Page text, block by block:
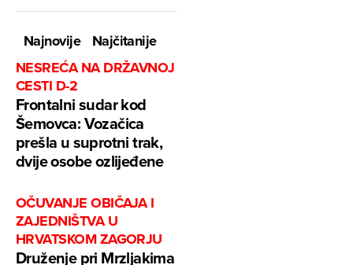
Najnovije
Najčitanije
NESREĆA NA DRŽAVNOJ
CESTI D-2
Frontalni sudar kod
Šemovca: Vozačica
prešla u suprotni trak,
dvije osobe ozlijeđene
OČUVANJE OBIČAJA I
ZAJEDNIŠTVA U
HRVATSKOM ZAGORJU
Druženje pri Mrzljakima